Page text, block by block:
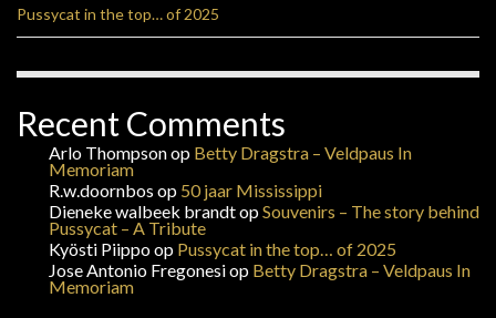
Pussycat in the top… of 2025
Recent Comments
Arlo Thompsonop Betty Dragstra – Veldpaus In
Memoriam
R.w.doornbos op 50 jaar Mississippi
Dieneke walbeek brandtopSouvenirs – The story behind
Pussycat – A Tribute
Kyösti Piippoop Pussycat in the top… of 2025
Jose Antonio Fregonesiop Betty Dragstra – Veldpaus In
Memoriam